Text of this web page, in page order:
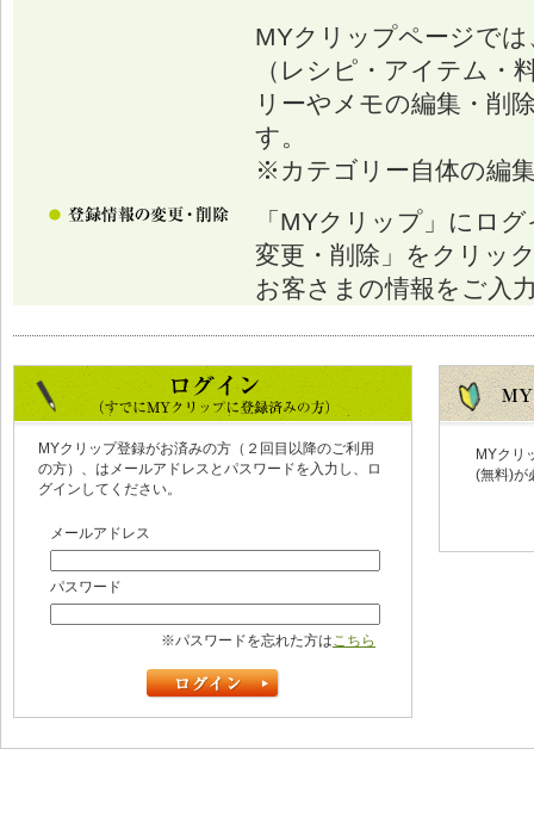
MYクリップページで
（レシピ・アイテム・
リーやメモの編集・削
す。
※カテゴリー自体の編
「MYクリップ」にロ
変更・削除」をクリッ
お客さまの情報をご入
MYクリップ登録がお済みの方（２回目以降のご利用
の方）、はメールアドレスとパスワードを入力し、ロ
グインしてください。
メールアドレス
パスワード
※パスワードを忘れた方はこちら
MYクリ
(無料)が